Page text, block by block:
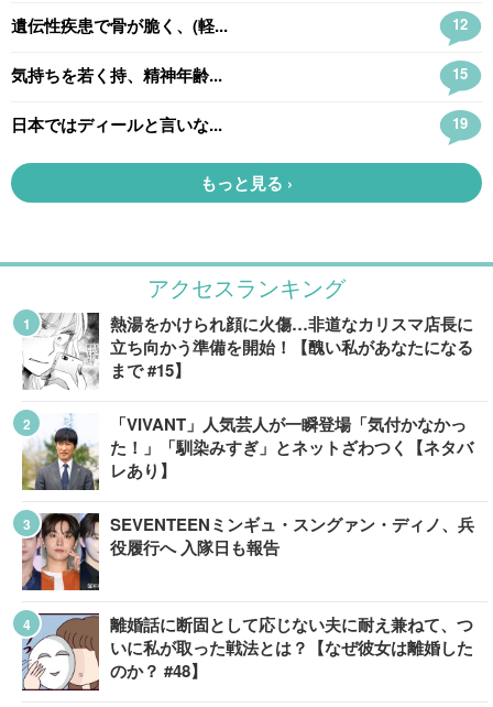
アクセスランキング
熱湯をかけられ顔に火傷…非道なカリスマ店長に
立ち向かう準備を開始！【醜い私があなたになる
まで #15】
「VIVANT」人気芸人が一瞬登場「気付かなかっ
た！」「馴染みすぎ」とネットざわつく【ネタバ
レあり】
SEVENTEENミンギュ・スングァン・ディノ、兵
役履行へ 入隊日も報告
離婚話に断固として応じない夫に耐え兼ねて、つ
いに私が取った戦法とは？【なぜ彼女は離婚した
のか？ #48】